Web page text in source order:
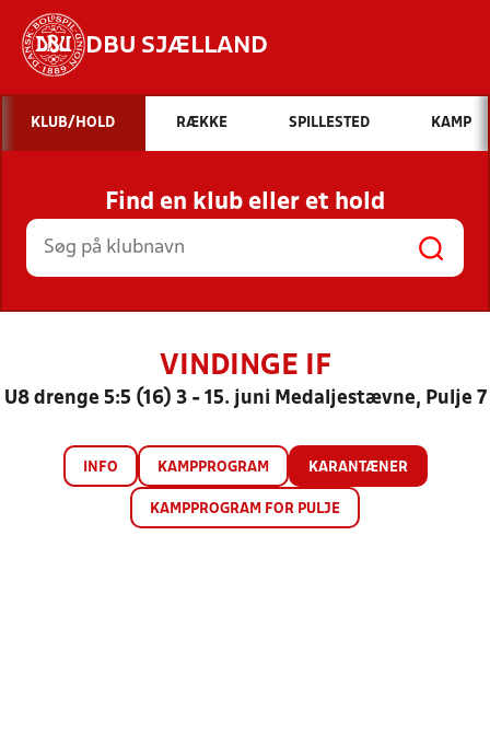
DBU SJÆLLAND
Hvad vil du søge efter?
INDHOLD OG NYHEDER
STILLINGER, RESULTATER, KLUBBER OG
HOLD
KLUB/HOLD RÆKKE SPILLESTED KAMP
Find en klub eller et hold
VINDINGE IF
U8 drenge 5:5 (16) 3 - 15. juni Medaljestævne, Pulje 7
INFO KAMPPROGRAM KARANTÆNER
KAMPPROGRAM FOR PULJE